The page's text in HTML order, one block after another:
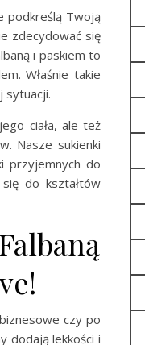
podkreślą Twoją
zdecydować się
i paskiem to
Właśnie takie
sytuacji.
ciała, ale też
Nasze sukienki
przyjemnych do
do kształtów
czy po
dodają lekkości i